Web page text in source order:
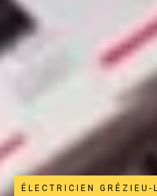
ÉLECTRICIEN GRÉZIEU-